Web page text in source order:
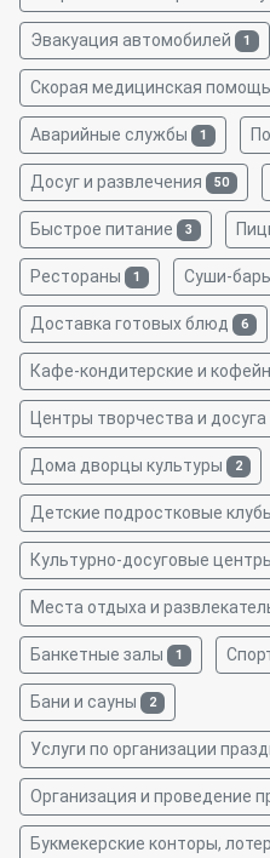
Эвакуация автомобилей 1
Скорая медицинская помощь
Аварийные службы 1
Досуг и развлечения 50
Быстрое питание 3
Рестораны 1 Суши-
Доставка готовых блюд 6
Кафе-кондитерские и
Центры творчества и досуга
Дома дворцы культуры 2
Детские подростковые
Культурно-досуговые
Места отдыха и
Банкетные залы 1
Бани и сауны 2
Услуги по организации
Организация и проведение
Букмекерские конторы,